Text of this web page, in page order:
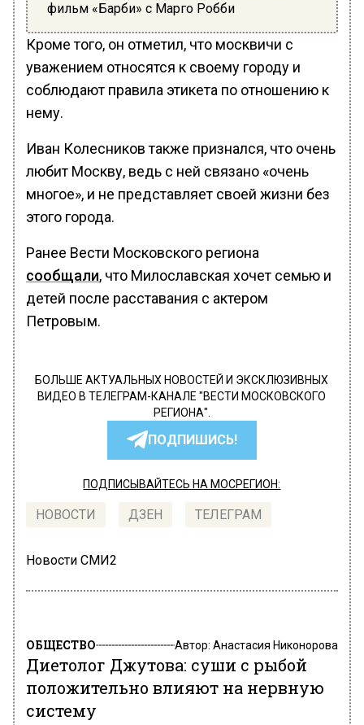
фильм «Барби» с Марго Робби
Кроме того, он отметил, что москвичи с
уважением относятся к своему городу и
соблюдают правила этикета по отношению к
нему.
Иван Колесников также признался, что очень
любит Москву, ведь с ней связано «очень
многое», и не представляет своей жизни без
этого города.
Ранее Вести Московского региона
сообщали, что Милославская хочет семью и
детей после расставания с актером
Петровым.
БОЛЬШЕ АКТУАЛЬНЫХ НОВОСТЕЙ И ЭКСКЛЮЗИВНЫХ
ВИДЕО В ТЕЛЕГРАМ-КАНАЛЕ "ВЕСТИ МОСКОВСКОГО
РЕГИОНА".
ПОДПИШИСЬ!
ПОДПИСЫВАЙТЕСЬ НА МОСРЕГИОН:
НОВОСТИ ДЗЕН ТЕЛЕГРАМ
Новости СМИ2
ОБЩЕСТВО Автор: Анастасия Никонорова
Диетолог Джутова: суши с рыбой
положительно влияют на нервную
систему